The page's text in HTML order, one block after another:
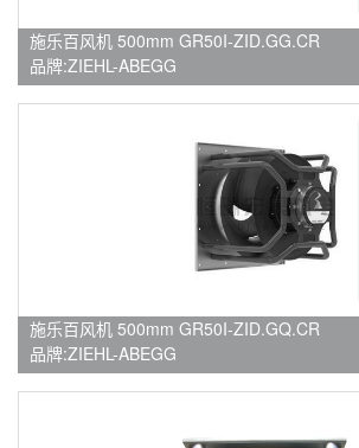
施乐百风机 500mm GR50I-ZID.GG.CR
品牌:ZIEHL-ABEGG
施乐百风机 500mm GR50I-ZID.GQ.CR
品牌:ZIEHL-ABEGG